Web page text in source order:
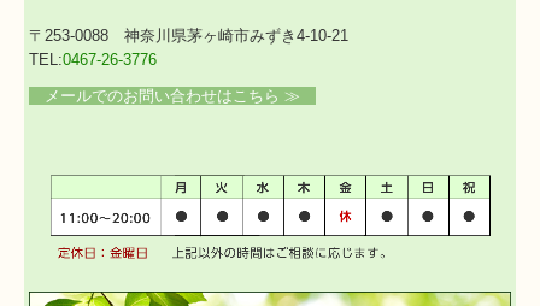
〒253-0088神奈川県茅ヶ崎市みずき4-10-21
TEL:0467-26-3776
メールでのお問い合わせはこちら ≫